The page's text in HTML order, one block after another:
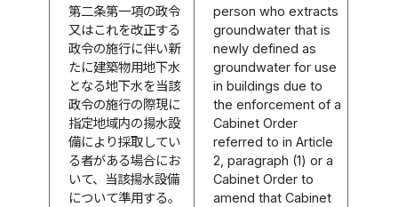
第二条第一項の政令
又はこれを改正する
政令の施行に伴い新
たに建築物用地下水
となる地下水を当該
政令の施行の際現に
指定地域内の揚水設
備により採取してい
る者がある場合にお
いて、当該揚水設備
について準用する。
person who extracts
groundwater that is
newly defined as
groundwater for use
in buildings due to
the enforcement of a
Cabinet Order
referred to in Article
2, paragraph (1) or a
Cabinet Order to
amend that Cabinet